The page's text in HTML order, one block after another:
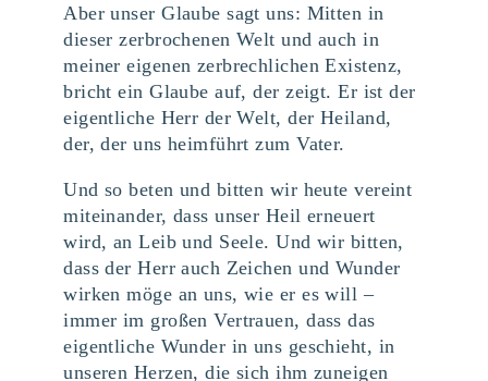
Aber unser Glaube sagt uns: Mitten in
dieser zerbrochenen Welt und auch in
meiner eigenen zerbrechlichen Existenz,
bricht ein Glaube auf, der zeigt. Er ist der
eigentliche Herr der Welt, der Heiland,
der, der uns heimführt zum Vater.
Und so beten und bitten wir heute vereint
miteinander, dass unser Heil erneuert
wird, an Leib und Seele. Und wir bitten,
dass der Herr auch Zeichen und Wunder
wirken möge an uns, wie er es will –
immer im großen Vertrauen, dass das
eigentliche Wunder in uns geschieht, in
unseren Herzen, die sich ihm zuneigen